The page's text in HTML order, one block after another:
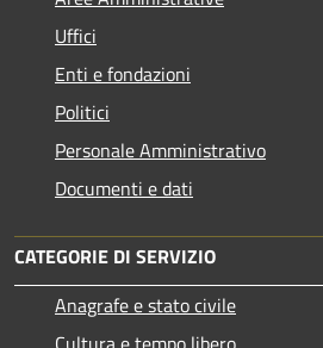
Uffici
Enti e fondazioni
Politici
Personale Amministrativo
Documenti e dati
CATEGORIE DI SERVIZIO
Anagrafe e stato civile